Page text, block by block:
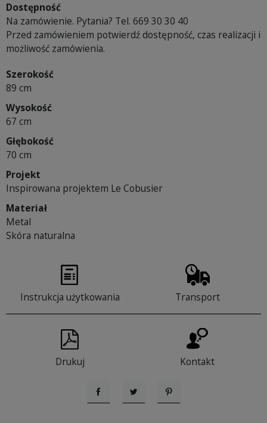
Dostępność
Na zamówienie. Pytania? Tel. 669 30 30 40
Przed zamówieniem potwierdź dostępność, czas realizacji i
możliwość zamówienia.
Szerokość
89 cm
Wysokość
67 cm
Głębokość
70 cm
Projekt
Inspirowana projektem Le Cobusier
Materiał
Metal
Skóra naturalna
Instrukcja użytkowania Transport
Drukuj Kontakt
UdostępnijTweetujPinterest